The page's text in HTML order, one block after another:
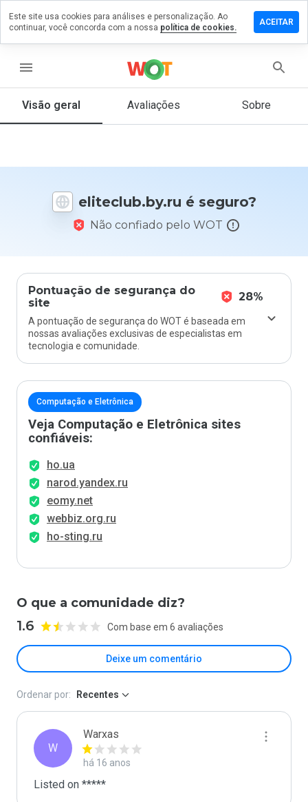
menu
Visão geral Avaliações Sobre
eliteclub.by.ru é seguro?
Não confiado pelo WOT
Pontuação de segurança do
site
28%
A pontuação de segurança do WOT é baseada em
nossas avaliações exclusivas de especialistas em
tecnologia e comunidade.
Computação e Eletrônica
Veja Computação e Eletrônica sites
confiáveis:
ho.ua
narod.yandex.ru
eomy.net
webbiz.org.ru
ho-sting.ru
O que a comunidade diz?
1.6 Com base em 6 avaliações
Deixe um comentário
um
que
Ordenar por: Recentes
W
Warxas
há 16 anos
Listed on *****
Este site usa cookies para análises e personalização. Ao
continuar, você concorda com a nossa política de cookies.
ACEITAR